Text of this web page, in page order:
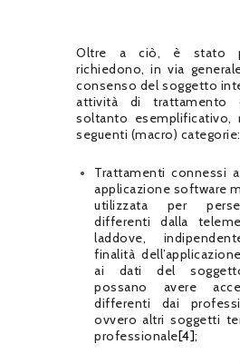
Oltre a ciò, è stato
richiedono, in via
consenso del soggetto
attività di
soltanto esemplificativo,
seguenti (macro) categorie:
Trattamenti connessi
applicazione software
utilizzata per
differenti dalla
laddove,
finalità
ai dati del
possano avere
differenti dai
ovvero altri soggetti
professionale[4];